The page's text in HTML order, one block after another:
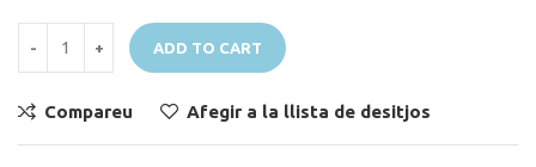
ADD TO CART
Compareu Afegir a la llista de desitjos